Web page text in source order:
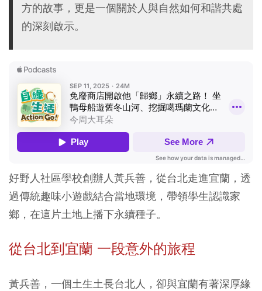
方的故事，更是一個關於人與自然如何和諧共處
的深刻啟示。
好野人社區學校創辦人黃兵善，從台北走進宜蘭，透
過傳統趣味小遊戲結合當地環境，帶領學生認識家
鄉，在這片土地上播下永續種子。
從台北到宜蘭 一段意外的旅程
黃兵善，一個土生土長台北人，卻與宜蘭有著深厚緣